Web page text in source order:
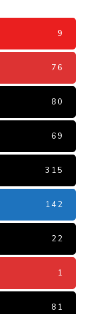
9
76
80
69
315
142
22
1
81